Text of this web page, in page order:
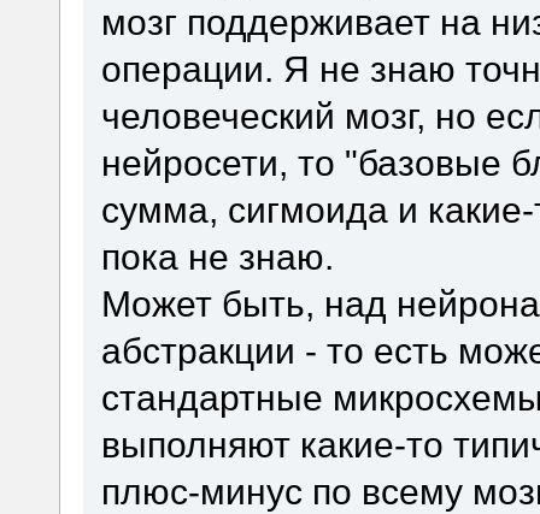
мозг поддерживает на
операции. Я не знаю
человеческий мозг, но
нейросети, то "базовые
сумма, сигмоида и
пока не знаю.
Может быть, над
абстракции - то есть
стандартные
выполняют какие-то
плюс-минус по всему